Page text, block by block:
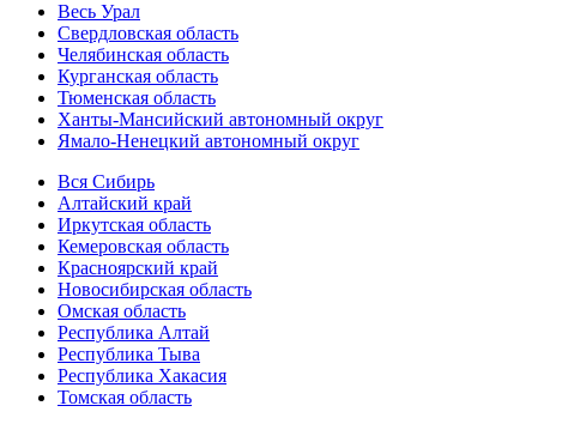
Весь Урал
Свердловская область
Челябинская область
Курганская область
Тюменская область
Ханты-Мансийский автономный округ
Ямало-Ненецкий автономный округ
Вся Сибирь
Алтайский край
Иркутская область
Кемеровская область
Красноярский край
Новосибирская область
Омская область
Республика Алтай
Республика Тыва
Республика Хакасия
Томская область